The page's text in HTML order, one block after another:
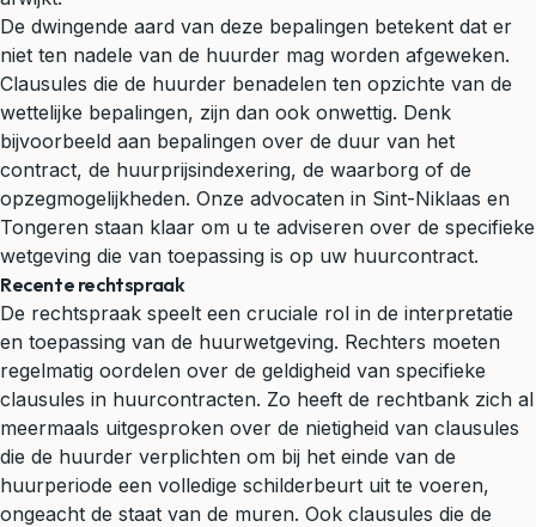
De dwingende aard van deze bepalingen betekent dat er
niet ten nadele van de huurder mag worden afgeweken.
Clausules die de huurder benadelen ten opzichte van de
wettelijke bepalingen, zijn dan ook onwettig. Denk
bijvoorbeeld aan bepalingen over de duur van het
contract, de huurprijsindexering, de waarborg of de
opzegmogelijkheden. Onze advocaten in Sint-Niklaas en
Tongeren staan klaar om u te adviseren over de specifieke
wetgeving die van toepassing is op uw huurcontract.
Recente rechtspraak
De rechtspraak speelt een cruciale rol in de interpretatie
en toepassing van de huurwetgeving. Rechters moeten
regelmatig oordelen over de geldigheid van specifieke
clausules in huurcontracten. Zo heeft de rechtbank zich al
meermaals uitgesproken over de nietigheid van clausules
die de huurder verplichten om bij het einde van de
huurperiode een volledige schilderbeurt uit te voeren,
ongeacht de staat van de muren. Ook clausules die de